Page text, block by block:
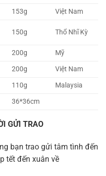
153g
Việt Nam
150g Thổ Nhĩ Kỳ
200g
Mỹ
200g
Việt Nam
110g
Malaysia
36*36cm
GỬI TRAO
bạn trao gửi tâm tình đến
tết đến xuân về